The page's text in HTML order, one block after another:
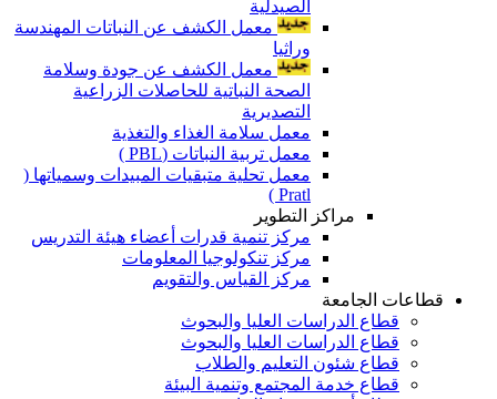
الصيدلية
معمل الكشف عن النباتات المهندسة
وراثيا
معمل الكشف عن جودة وسلامة
الصحة النباتية للحاصلات الزراعية
التصديرية
معمل سلامة الغذاء والتغذية
معمل تربية النباتات (PBL )
معمل تحلية متبقيات المبيدات وسمياتها (
Pratl )
مراكز التطوير
مركز تنمية قدرات أعضاء هيئة التدريس
مركز تنكولوجيا المعلومات
مركز القياس والتقويم
قطاعات الجامعة
قطاع الدراسات العليا والبحوث
قطاع الدراسات العليا والبحوث
قطاع شئون التعليم والطلاب
قطاع خدمة المجتمع وتنمية البيئة